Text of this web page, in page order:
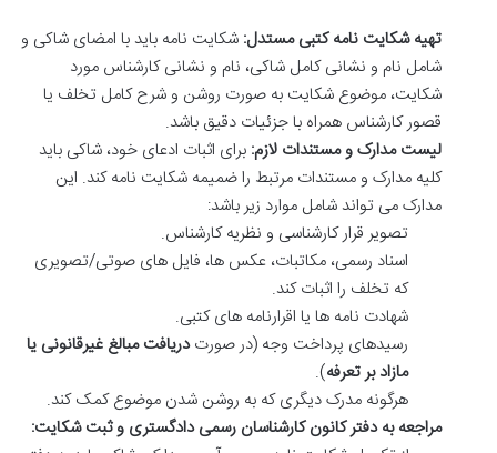
تهیه شکایت نامه کتبی مستدل: شکایت نامه باید با امضای شاکی و
شامل نام و نشانی کامل شاکی، نام و نشانی کارشناس مورد
شکایت، موضوع شکایت به صورت روشن و شرح کامل تخلف یا
قصور کارشناس همراه با جزئیات دقیق باشد.
لیست مدارک و مستندات لازم: برای اثبات ادعای خود، شاکی باید
کلیه مدارک و مستندات مرتبط را ضمیمه شکایت نامه کند. این
مدارک می تواند شامل موارد زیر باشد:
تصویر قرار کارشناسی و نظریه کارشناس.
اسناد رسمی، مکاتبات، عکس ها، فایل های صوتی/تصویری
که تخلف را اثبات کند.
شهادت نامه ها یا اقرارنامه های کتبی.
رسیدهای پرداخت وجه (در صورتدریافت مبالغ غیرقانونی یا
مازاد بر تعرفه).
هرگونه مدرک دیگری که به روشن شدن موضوع کمک کند.
مراجعه به دفتر کانون کارشناسان رسمی دادگستری و ثبت شکایت: